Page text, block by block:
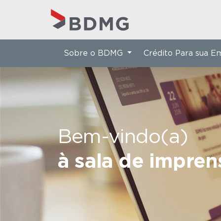
Bem-vindo(a)
à sala de
Sobre o BDMG Crédito Para sua